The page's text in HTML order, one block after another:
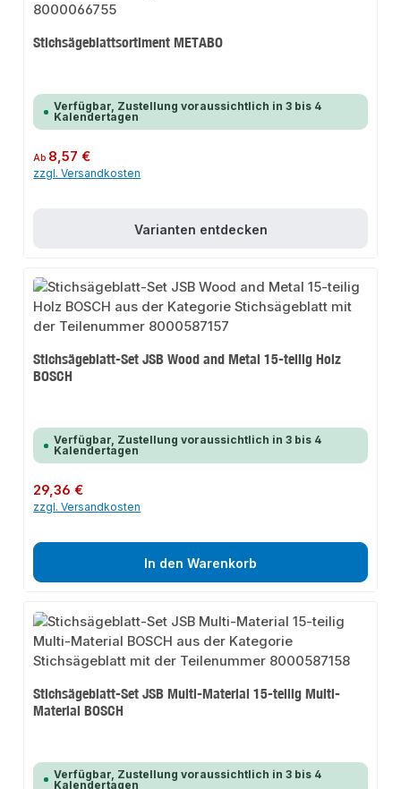
Stichsägeblattsortiment METABO
Verfügbar, Zustellung voraussichtlich in 3 bis 4
Kalendertagen
Regulärer Preis:
Ab 8,57 €
zzgl. Versandkosten
Varianten entdecken
Stichsägeblatt-Set JSB Wood and Metal 15-teilig Holz
BOSCH
Verfügbar, Zustellung voraussichtlich in 3 bis 4
Kalendertagen
Regulärer Preis:
29,36 €
zzgl. Versandkosten
In den Warenkorb
Stichsägeblatt-Set JSB Multi-Material 15-teilig Multi-
Material BOSCH
Verfügbar, Zustellung voraussichtlich in 3 bis 4
Kalendertagen